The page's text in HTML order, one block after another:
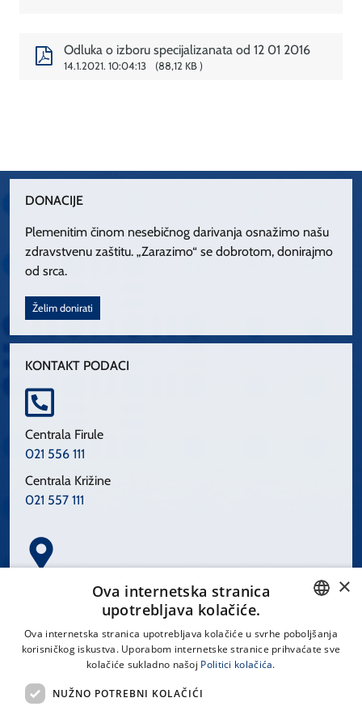
Odluka o izboru specijalizanata od 12 01 2016
14.1.2021. 10:04:13 88,12 KB
DONACIJE
Plemenitim činom nesebičnog darivanja osnažimo našu
zdravstvenu zaštitu. „Zarazimo“ se dobrotom, donirajmo
od srca.
Želim donirati
KONTAKT PODACI
Centrala Firule
021 556 111
Centrala Križine
021 557 111
Spinčićeva 1, 21000 Split
CROATIAN
×
Ova internetska stranica
upotrebljava kolačiće.
Ova internetska stranica upotrebljava kolačiće u svrhe poboljšanja
korisničkog iskustva. Uporabom internetske stranice prihvaćate sve
kolačiće sukladno našoj Politici kolačića.
NUŽNO POTREBNI KOLAČIĆI